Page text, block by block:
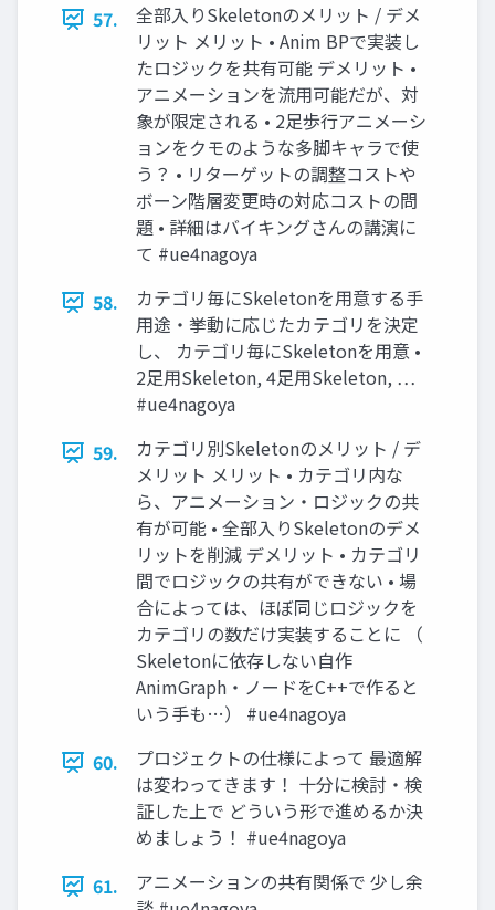
57.
全部入りSkeletonのメリット / デメ
リット メリット • Anim BPで実装し
たロジックを共有可能 デメリット •
アニメーションを流用可能だが、対
象が限定される • 2足歩行アニメーシ
ョンをクモのような多脚キャラで使
う？ • リターゲットの調整コストや
ボーン階層変更時の対応コストの問
題 • 詳細はバイキングさんの講演に
て #ue4nagoya
58.
カテゴリ毎にSkeletonを用意する手
用途・挙動に応じたカテゴリを決定
し、 カテゴリ毎にSkeletonを用意 •
2足用Skeleton, 4足用Skeleton, …
#ue4nagoya
59.
カテゴリ別Skeletonのメリット / デ
メリット メリット • カテゴリ内な
ら、アニメーション・ロジックの共
有が可能 • 全部入りSkeletonのデメ
リットを削減 デメリット • カテゴリ
間でロジックの共有ができない • 場
合によっては、ほぼ同じロジックを
カテゴリの数だけ実装することに （
Skeletonに依存しない自作
AnimGraph・ノードをC++で作ると
いう手も…） #ue4nagoya
60.
プロジェクトの仕様によって 最適解
は変わってきます！ 十分に検討・検
証した上で どういう形で進めるか決
めましょう！ #ue4nagoya
61.
アニメーションの共有関係で 少し余